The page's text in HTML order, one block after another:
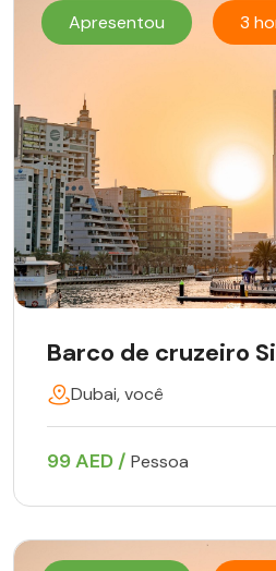
Apresentou 3
Barco de cruzeiro
Dubai, você
99 AED / Pessoa